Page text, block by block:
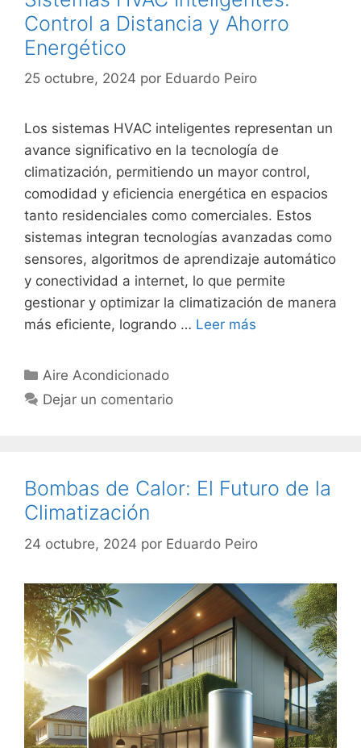
Control a Distancia y Ahorro
Energético
25 octubre, 2024 por Eduardo Peiro
Los sistemas HVAC inteligentes representan un
avance significativo en la tecnología de
climatización, permitiendo un mayor control,
comodidad y eficiencia energética en espacios
tanto residenciales como comerciales. Estos
sistemas integran tecnologías avanzadas como
sensores, algoritmos de aprendizaje automático
y conectividad a internet, lo que permite
gestionar y optimizar la climatización de manera
más eficiente, logrando … Leer más
Categorías
Aire Acondicionado
Dejar un comentario
Bombas de Calor: El Futuro de la
Climatización
24 octubre, 2024 por Eduardo Peiro